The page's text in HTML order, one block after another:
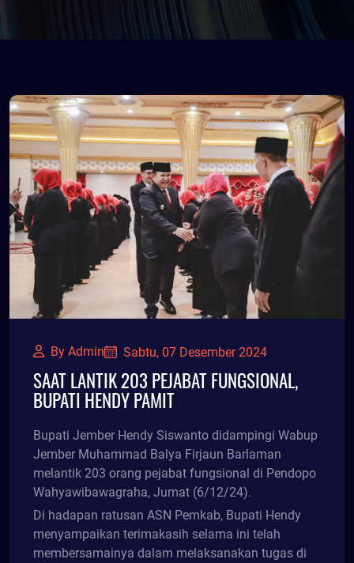
By Admin Sabtu, 07 Desember 2024
SAAT LANTIK 203 PEJABAT FUNGSIONAL,
BUPATI HENDY PAMIT
Bupati Jember Hendy Siswanto didampingi Wabup
Jember Muhammad Balya Firjaun Barlaman
melantik 203 orang pejabat fungsional di Pendopo
Wahyawibawagraha, Jumat (6/12/24).
Di hadapan ratusan ASN Pemkab, Bupati Hendy
menyampaikan terimakasih selama ini telah
membersamainya dalam melaksanakan tugas di